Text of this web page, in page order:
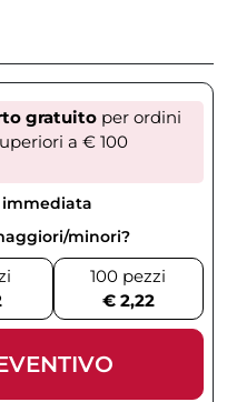
gratuitoper ordini
a € 100
minori?
100 pezzi
€ 2,22